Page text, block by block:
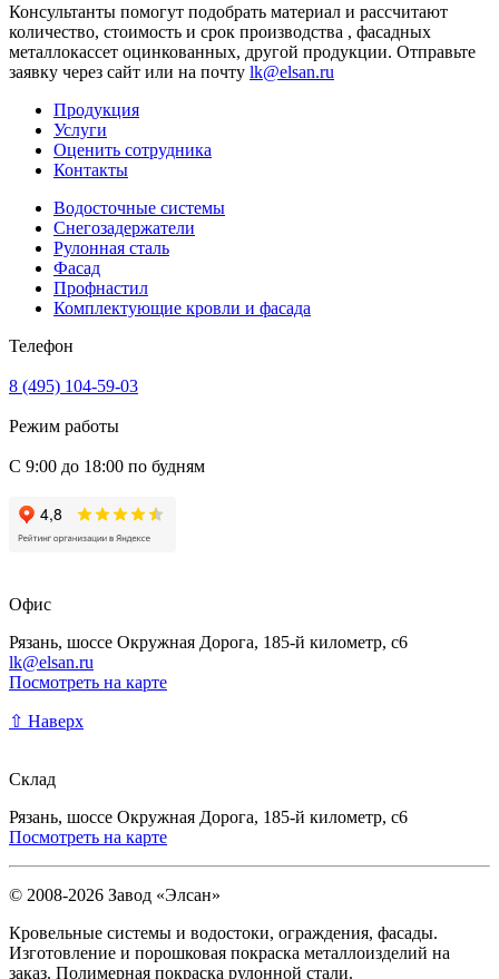
Консультанты помогут подобрать материал и рассчитают
количество, стоимость и срок производства , фасадных
металлокассет оцинкованных, другой продукции. Отправьте
заявку через сайт или на почту lk@elsan.ru
Продукция
Услуги
Оценить сотрудника
Контакты
Водосточные системы
Снегозадержатели
Рулонная сталь
Фасад
Профнастил
Комплектующие кровли и фасада
Телефон
8 (495) 104-59-03
Режим работы
С 9:00 до 18:00 по будням
Офис
Рязань, шоссе Окружная Дорога, 185-й километр, с6
lk@elsan.ru
Посмотреть на карте
⇧ Наверх
Склад
Рязань, шоссе Окружная Дорога, 185-й километр, с6
Посмотреть на карте
© 2008-2026 Завод «Элсан»
Кровельные системы и водостоки, ограждения, фасады.
Изготовление и порошковая покраска металлоизделий на
заказ. Полимерная покраска рулонной стали.